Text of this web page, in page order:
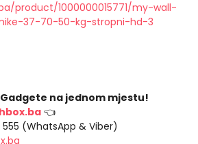
product/1000000015771/my-wall-
37-70-50-kg-stropni-hd-3
Gadgete na jednom mjestu!
👈
(WhatsApp & Viber)